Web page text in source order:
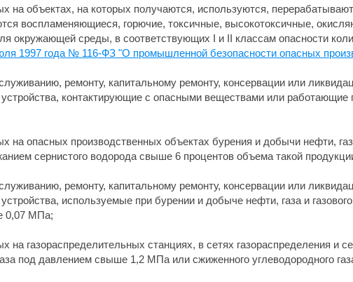
на объектах, на которых получаются, используются,
воспламеняющиеся, горючие, токсичные, высокотоксичные,
окружающей среды, в соответствующих I и II классам опасности
1997 года № 116-ФЗ "О промышленной безопасности опасных
ремонту, капитальному ремонту, консервации или
устройства, контактирующие с опасными веществами или
на опасных производственных объектах бурения и добычи нефти,
сернистого водорода свыше 6 процентов объема такой
ремонту, капитальному ремонту, консервации или
используемые при бурении и добыче нефти, газа и
0,07 МПа;
на газораспределительных станциях, в сетях газораспределения и
под давлением свыше 1,2 МПа или сжиженного углеводородного